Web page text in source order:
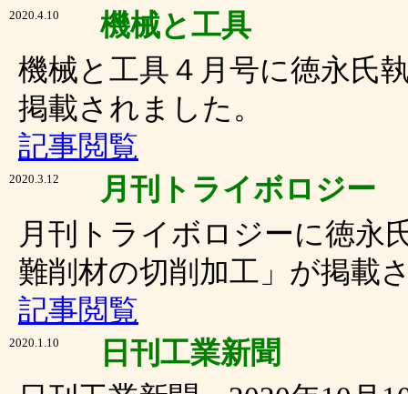
2020.4.10
機械と工具
機械と工具４月号に徳永氏
掲載されました。
記事閲覧
2020.3.12
月刊トライボロジー
月刊トライボロジーに徳永
難削材の切削加工」が掲載
記事閲覧
2020.1.10
日刊工業新聞